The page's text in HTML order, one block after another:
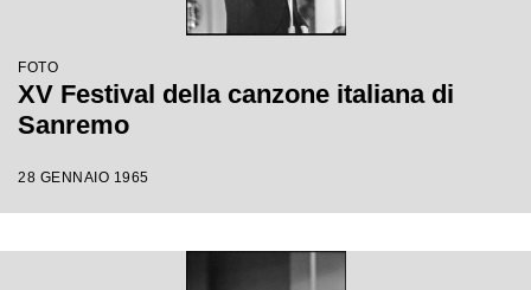
FOTO
XV Festival della canzone italiana di
Sanremo
28 GENNAIO 1965